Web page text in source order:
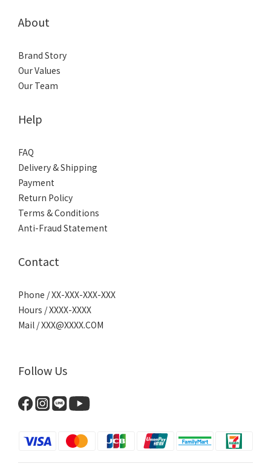
About
Brand Story
Our Values
Our Team
Help
FAQ
Delivery & Shipping
Payment
Return Policy
Terms & Conditions
Anti-Fraud Statement
Contact
Phone / XX-XXX-XXX-XXX
Hours / XXXX-XXXX
Mail / XXX@XXXX.COM
Follow Us